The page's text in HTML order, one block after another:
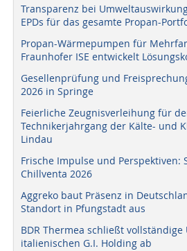
Transparenz bei
EPDs für das gesamte Propan-
Propan-Wärmepumpen für
Fraunhofer ISE entwickelt
Gesellenprüfung und
2026 in Springe
Feierliche Zeugnisverleihung für
Technikerjahrgang der Kälte- und
Lindau
Frische Impulse und Perspektiven:
Chillventa 2026
Aggreko baut Präsenz in
Standort in Pfungstadt aus
BDR Thermea schließt
italienischen G.I. Holding ab